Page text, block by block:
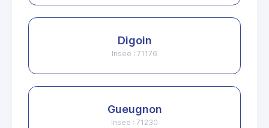
Digoin
Insee : 71176
Gueugnon
Insee : 71230